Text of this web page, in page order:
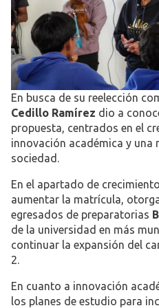
En busca de su reelección
Cedillo Ramírez dio a
propuesta, centrados en el
innovación académica y una
sociedad.
En el apartado de
aumentar la matrícula,
egresados de preparatorias
de la universidad en más
continuar la expansión del
2.
En cuanto a innovación
los planes de estudio para